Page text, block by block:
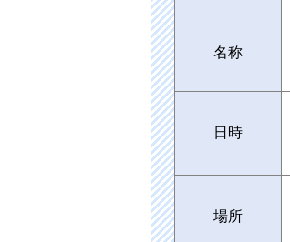
名称
日時
場所